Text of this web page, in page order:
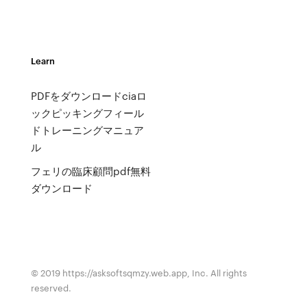
Learn
PDFをダウンロードciaロ
ックピッキングフィール
ドトレーニングマニュア
ル
フェリの臨床顧問pdf無料
ダウンロード
© 2019 https://asksoftsqmzy.web.app, Inc. All rights
reserved.